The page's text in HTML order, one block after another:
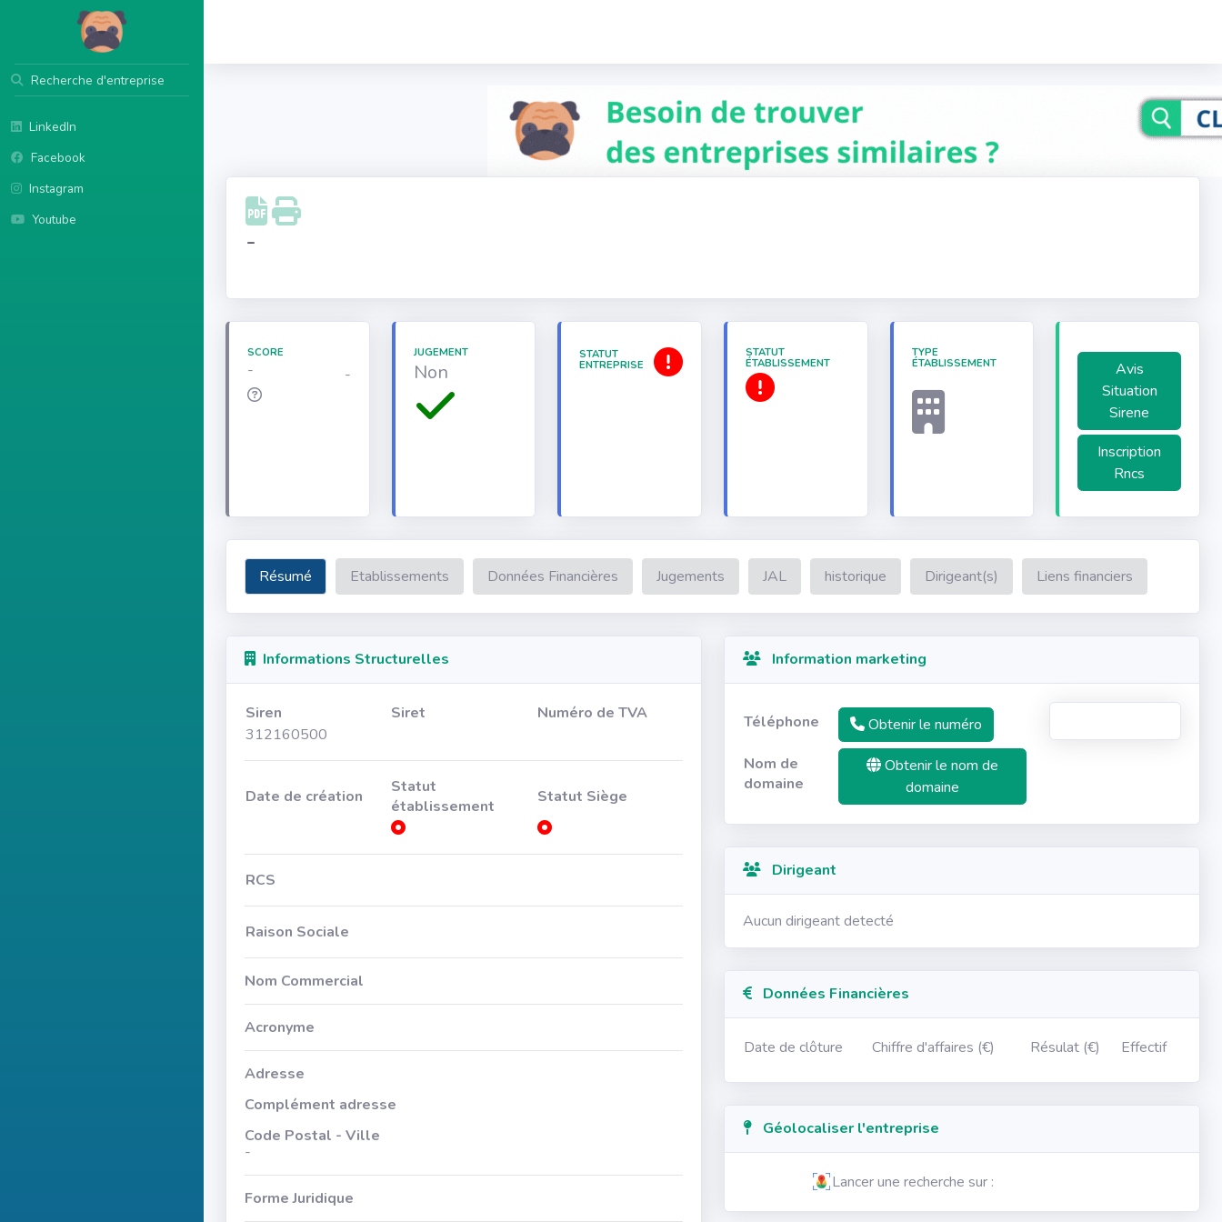
Recherche d'entreprise
LinkedIn
Facebook
Instagram
Youtube
-
SCORE
- -
JUGEMENT
Non
STATUT
ENTREPRISE
STATUT
ÉTABLISSEMENT
TYPE
ÉTABLISSEMENT
Avis
Situation
Sirene
Inscription
Rncs
Résumé Etablissements Données Financières Jugements JAL historique Dirigeant(s) Liens financiers
Informations Structurelles
Siren Siret
Numéro de TVA
312160500
Date de création
Statut
établissement
Statut Siège
RCS
Raison Sociale
Nom Commercial
Acronyme
Adresse
Complément adresse
Code Postal - Ville
-
Forme Juridique
Information marketing
Téléphone
Obtenir le numéro
Nom de
domaine
Obtenir le nom de
domaine
Dirigeant
Aucun dirigeant detecté
Données Financières
Date de clôture Chiffre d'affaires (€) Résulat (€) Effectif
Géolocaliser l'entreprise
Lancer une recherche sur :